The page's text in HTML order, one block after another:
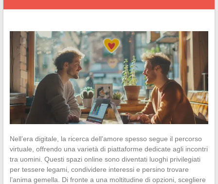
Nell’era digitale, la ricerca dell’amore spesso segue il percorso
virtuale, offrendo una varietà di piattaforme dedicate agli incontri
tra uomini. Questi spazi online sono diventati luoghi privilegiati
per tessere legami, condividere interessi e persino trovare
l’anima gemella. Di fronte a una moltitudine di opzioni, scegliere